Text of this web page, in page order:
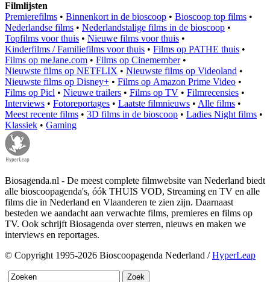
Filmlijsten
Premierefilms • Binnenkort in de bioscoop • Bioscoop top films •
Nederlandse films • Nederlandstalige films in de bioscoop •
Topfilms voor thuis • Nieuwe films voor thuis •
Kinderfilms / Familiefilms voor thuis • Films op PATHE thuis •
Films op meJane.com • Films op Cinemember•
Nieuwste films op NETFLIX • Nieuwste films op Videoland •
Nieuwste films op Disney+ • Films op Amazon Prime Video •
Films op Picl • Nieuwe trailers • Films op TV • Filmrecensies •
Interviews • Fotoreportages • Laatste filmnieuws • Alle films •
Meest recente films • 3D films in de bioscoop • Ladies Night films •
Klassiek • Gaming
Biosagenda.nl - De meest complete filmwebsite van Nederland biedt
alle bioscoopagenda's, óók THUIS VOD, Streaming en TV en alle
films die in Nederland en Vlaanderen te zien zijn. Daarnaast
besteden we aandacht aan verwachte films, premieres en films op
TV. Ook schrijft Biosagenda over sterren, nieuws en maken we
interviews en reportages.
© Copyright 1995-2026 Bioscoopagenda Nederland /HyperLeap